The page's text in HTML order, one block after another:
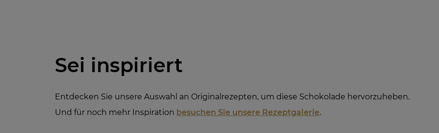
Sei inspiriert
Entdecken Sie unsere Auswahl an Originalrezepten, um diese Schokolade hervorzuheben.
Und für noch mehr Inspiration besuchen Sie unsere Rezeptgalerie.